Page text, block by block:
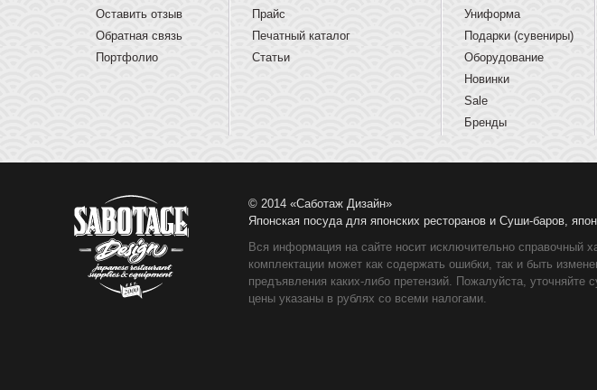
Оставить отзыв
Обратная связь
Портфолио
Прайс
Печатный каталог
Статьи
Униформа
Подарки (сувениры)
Оборудование
Новинки
Sale
Бренды
© 2014 «Саботаж Дизайн»
Японская посуда для японских ресторанов и Суши-баров,
Вся информация на сайте носит исключительно справочный
комплектации может как содержать ошибки, так и быть
предъявления каких-либо претензий. Пожалуйста,
цены указаны в рублях со всеми налогами.